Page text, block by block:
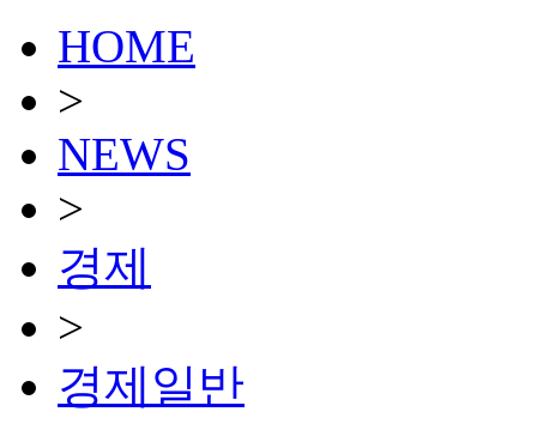
HOME
>
NEWS
>
경제
>
경제일반